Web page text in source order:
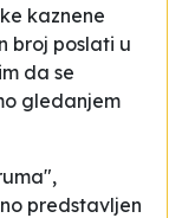
kaznene
broj poslati u
da se
gledanjem
predstavljen